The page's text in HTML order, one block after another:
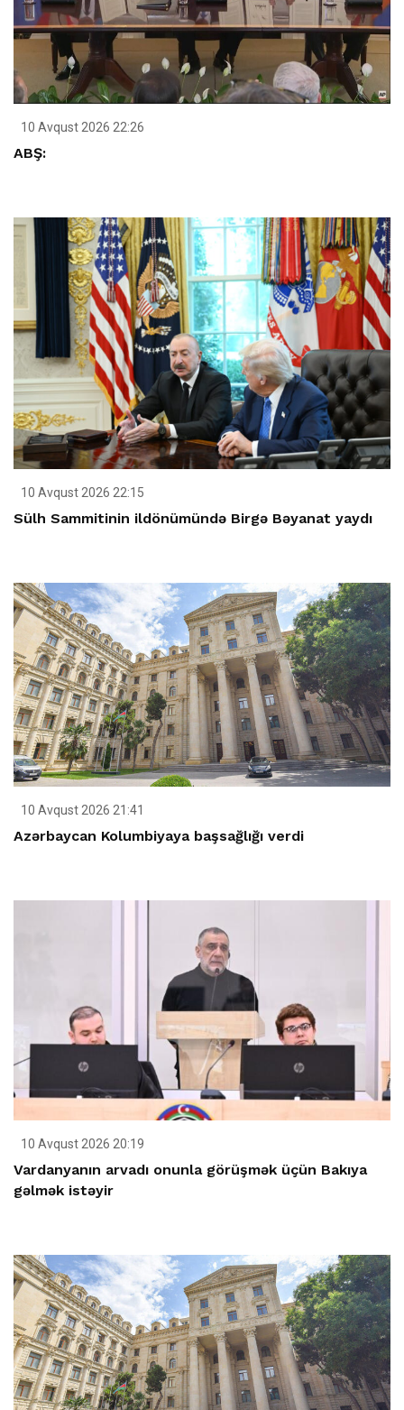
10 Avqust 2026 22:26
ABŞ:
10 Avqust 2026 22:15
Sülh Sammitinin ildönümündə Birgə Bəyanat yaydı
10 Avqust 2026 21:41
Azərbaycan Kolumbiyaya başsağlığı verdi
10 Avqust 2026 20:19
Vardanyanın arvadı onunla görüşmək üçün Bakıya
gəlmək istəyir